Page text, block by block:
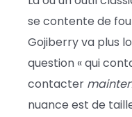
se contente de
Gojiberry va plus
question « qui
contacter
nuance est de